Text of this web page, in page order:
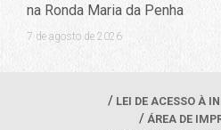
na Ronda Maria da Penha
7 de agosto de 2026
LEI DE ACESSO À
ÁREA DE